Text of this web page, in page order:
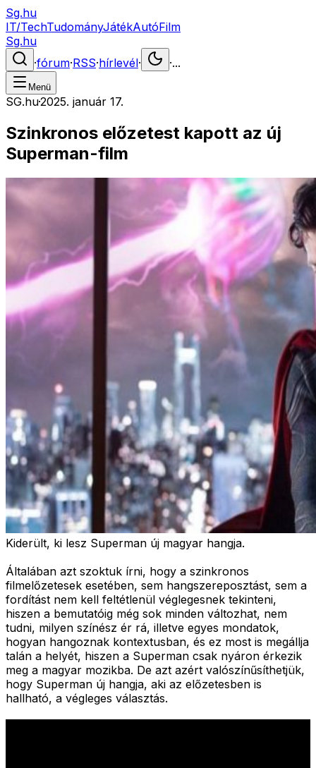
Sg.hu
IT/TechTudományJátékAutóFilm
Sg.hu
·fórum·RSS·hírlevél· ·...
Menü
SG.hu·2025. január 17.
Szinkronos előzetest kapott az új
Superman-film
Kiderült, ki lesz Superman új magyar hangja.
Általában azt szoktuk írni, hogy a szinkronos
filmelőzetesek esetében, sem hangszereposztást, sem a
fordítást nem kell feltétlenül véglegesnek tekinteni,
hiszen a bemutatóig még sok minden változhat, nem
tudni, milyen színész ér rá, illetve egyes mondatok,
hogyan hangoznak kontextusban, és ez most is megállja
talán a helyét, hiszen a Superman csak nyáron érkezik
meg a magyar mozikba. De azt azért valószínűsíthetjük,
hogy Superman új hangja, aki az előzetesben is
hallható, a végleges választás.